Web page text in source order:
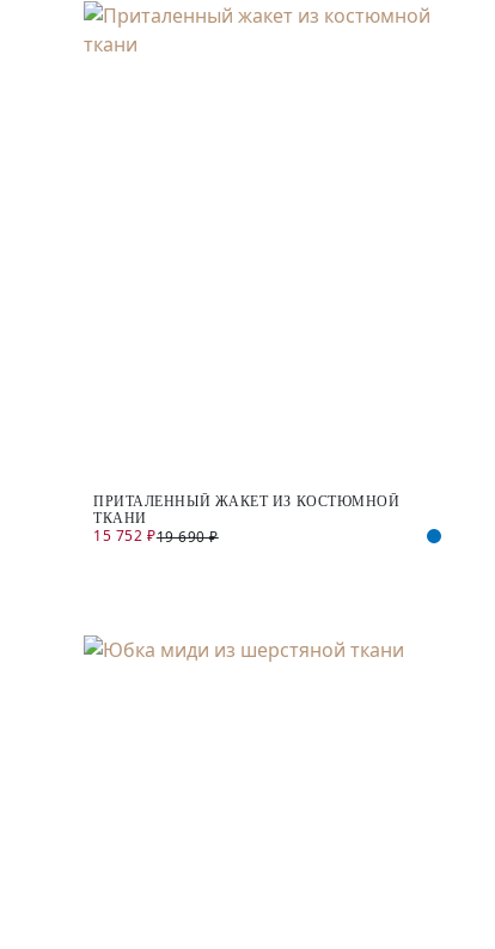
ПРИТАЛЕННЫЙ ЖАКЕТ ИЗ КОСТЮМНОЙ
ТКАНИ
15 752 ₽19 690 ₽